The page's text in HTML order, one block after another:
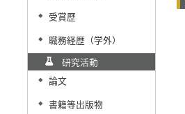
◆ 受賞歴
◆
職務経歴（学外）
研究活動
◆ 論文
◆ 書籍等出版物